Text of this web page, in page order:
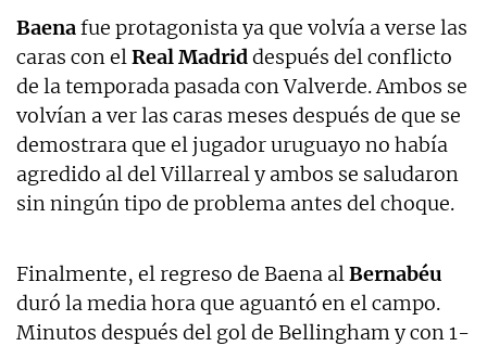
Baenafue protagonista ya que volvía a verse las
caras con elReal Madriddespués del conflicto
de la temporada pasada con Valverde. Ambos se
volvían a ver las caras meses después de que se
demostrara que el jugador uruguayo no había
agredido al del Villarreal y ambos se saludaron
sin ningún tipo de problema antes del choque.
Finalmente, el regreso de Baena alBernabéu
duró la media hora que aguantó en el campo.
Minutos después del gol de Bellingham y con 1-